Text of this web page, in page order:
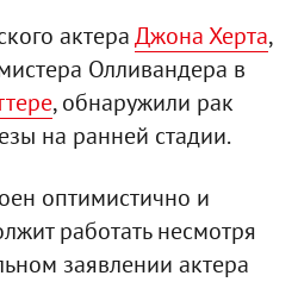
актераДжона Херта,
Олливандера в
, обнаружили рак
на ранней стадии.
оптимистично и
работать несмотря
заявлении актера